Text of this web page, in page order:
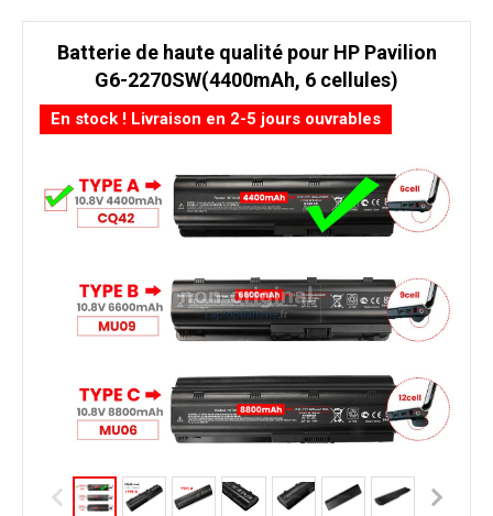
Batterie de haute qualité pour HP Pavilion
G6-2270SW(4400mAh, 6 cellules)
En stock ! Livraison en 2-5 jours ouvrables